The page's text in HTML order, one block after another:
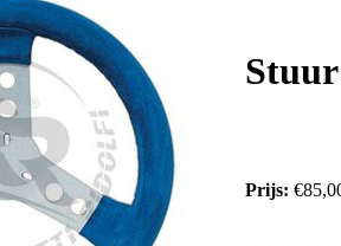
Prijs: